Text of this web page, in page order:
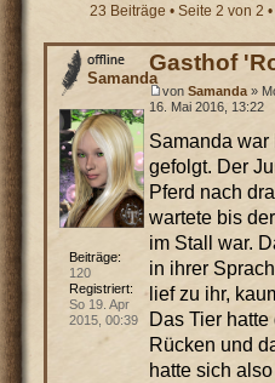
23 Beiträge • Seite 2 von 2 •
Gasthof
von Samanda»
16. Mai 2016, 13:22
Samanda
gefolgt. Der
Pferd nach
wartete bis
im Stall war.
in ihrer
lief zu ihr,
Das Tier
Rücken und
hatte sich
Samanda
Beiträge:
120
Registriert:
So 19. Apr
2015, 00:39